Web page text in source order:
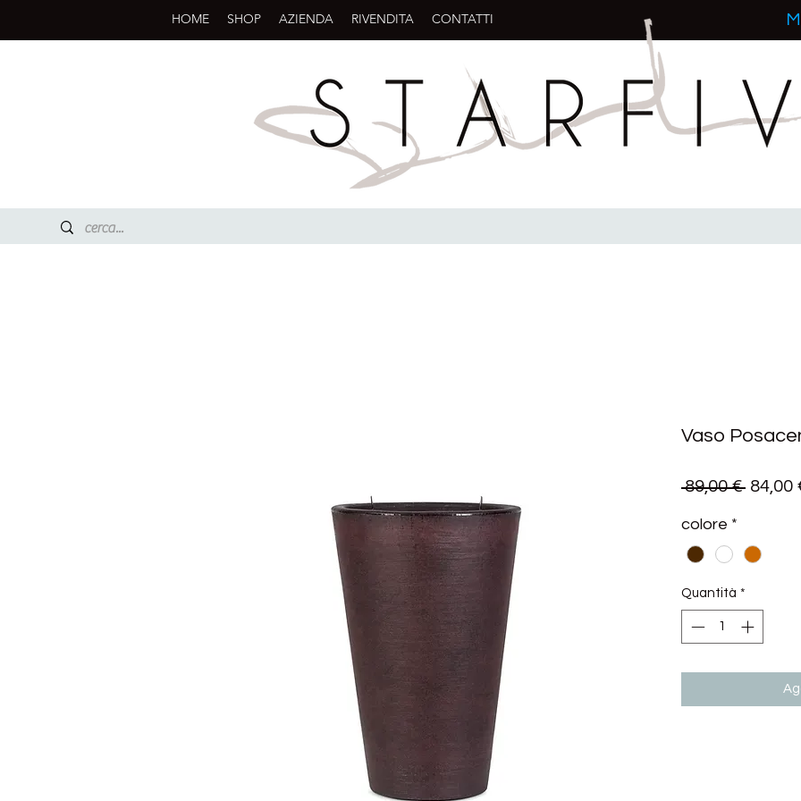
HOME SHOP AZIENDA RIVENDITA CONTATTI
Vaso
89,00 € Prezzo
84,00
colore *
Quantità *